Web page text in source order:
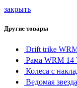
закрыть
Другие товары
Drift trike
Рама WRM 14
Колеса с
Ведомая